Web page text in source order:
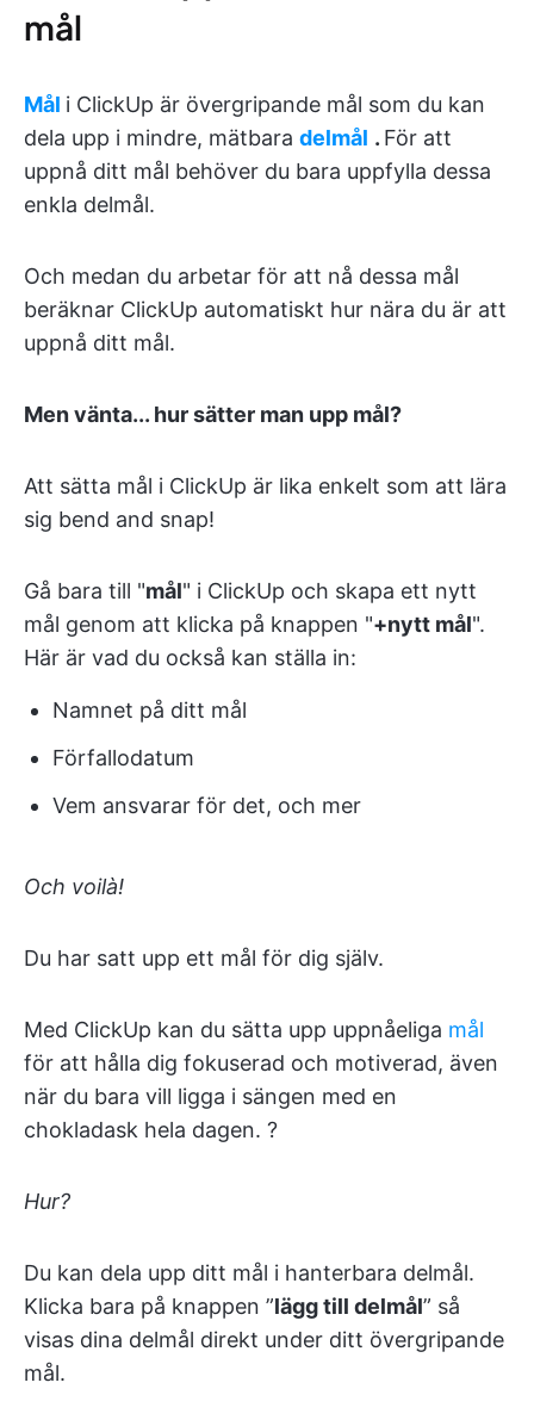
mål
Mål i ClickUp är övergripande mål som du kan
dela upp i mindre, mätbara delmål . För att
uppnå ditt mål behöver du bara uppfylla dessa
enkla delmål.
Och medan du arbetar för att nå dessa mål
beräknar ClickUp automatiskt hur nära du är att
uppnå ditt mål.
Men vänta... hur sätter man upp mål?
Att sätta mål i ClickUp är lika enkelt som att lära
sig bend and snap!
Gå bara till "mål" i ClickUp och skapa ett nytt
mål genom att klicka på knappen "+nytt mål".
Här är vad du också kan ställa in:
Namnet på ditt mål
Förfallodatum
Vem ansvarar för det, och mer
Och voilà!
Du har satt upp ett mål för dig själv.
Med ClickUp kan du sätta upp uppnåeliga mål
för att hålla dig fokuserad och motiverad, även
när du bara vill ligga i sängen med en
chokladask hela dagen. ?
Hur?
Du kan dela upp ditt mål i hanterbara delmål.
Klicka bara på knappen ”lägg till delmål” så
visas dina delmål direkt under ditt övergripande
mål.